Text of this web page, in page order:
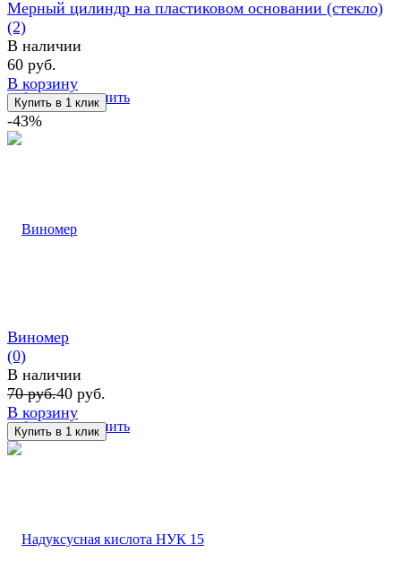
избранное сравнить
Мерный цилиндр на пластиковом основании (стекло)
(2)
В наличии
60 руб.
В корзину
-43%
избранное сравнить
Виномер
(0)
В наличии
70 руб.40 руб.
В корзину